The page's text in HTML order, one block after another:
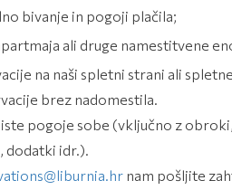
bivanje in pogoji plačila;
ali druge namestitvene
na naši spletni strani ali
brez nadomestila.
pogoje sobe (vključno z
dodatki idr.).
nam pošljite